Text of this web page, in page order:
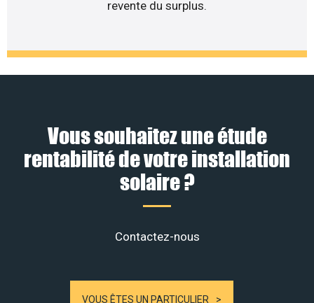
revente du surplus.
Vous souhaitez une étude
rentabilité de votre installation
solaire ?
Contactez-nous
VOUS ÊTES UN PARTICULIER